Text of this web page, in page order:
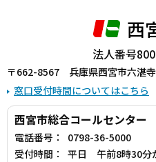
西
法人番号
〒662-8567 兵庫県西宮市六湛寺
窓口受付時間についてはこちら
西宮市総合コールセンター
電話番号：
0798-36-5000
受付時間：
平日 午前8時30分